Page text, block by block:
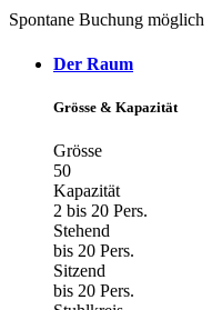
Spontane Buchung möglich
Der Raum
Grösse & Kapazität
Grösse
50
Kapazität
2 bis 20 Pers.
Stehend
bis 20 Pers.
Sitzend
bis 20 Pers.